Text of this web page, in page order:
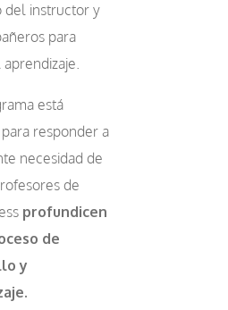
del instructor y
para
está
responder a
necesidad de
de
profundicen
de
y